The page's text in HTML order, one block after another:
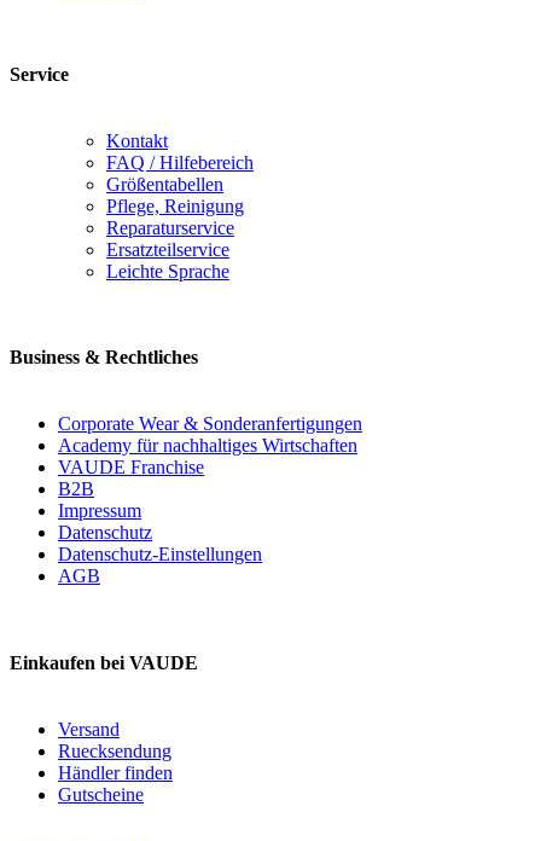
Service
Kontakt
FAQ / Hilfebereich
Größentabellen
Pflege, Reinigung
Reparaturservice
Ersatzteilservice
Leichte Sprache
Business & Rechtliches
Corporate Wear & Sonderanfertigungen
Academy für nachhaltiges Wirtschaften
VAUDE Franchise
B2B
Impressum
Datenschutz
Datenschutz-Einstellungen
AGB
Einkaufen bei VAUDE
Versand
Ruecksendung
Händler finden
Gutscheine